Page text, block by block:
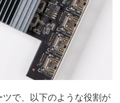
で、以下のような役割が